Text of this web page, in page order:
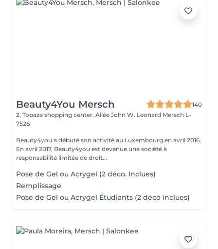
Beauty4You Mersch
140
2, Topaze shopping center, Allée John W. Leonard Mersch L-
7526
Beauty4you a débuté son activité au Luxembourg en avril 2016.
En avril 2017, Beauty4you est devenue une société à
responsabilité limitée de droit...
Pose de Gel ou Acrygel (2 déco. Inclues)
Remplissage
Pose de Gel ou Acrygel Étudiants (2 déco inclues)